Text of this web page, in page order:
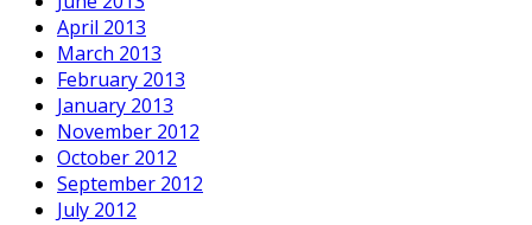
April 2013
March 2013
February 2013
January 2013
November 2012
October 2012
September 2012
July 2012